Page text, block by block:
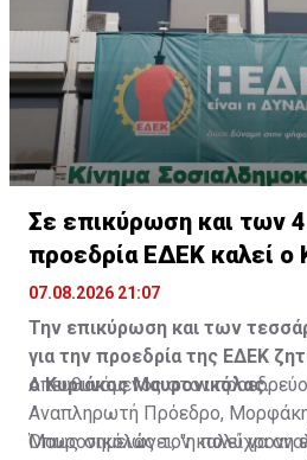
Σε επικύρωση και των
προεδρία ΕΔΕΚ καλεί ο
07.08.2026 21:07
Την επικύρωση και των
για την προεδρία της ΕΔΕΚ
ο Κυριάκος Μαυρονικόλας.
Απευθυνόμενος στον
Αναπληρωτή Πρόεδρο, Μορφάκη
Μαυρονικόλας τον καλεί να
Όπως σημειώνει, "η πολύχρονη